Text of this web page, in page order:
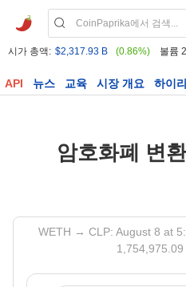
시가 총액: $2,317.93 B (0.86%) 볼륨
API 뉴스 교육 시장 개요 하이
암호화폐 변
WETH → CLP: August 8 at